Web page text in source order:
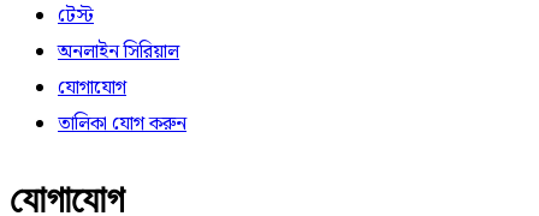
টেস্ট
অনলাইন সিরিয়াল
যোগাযোগ
তালিকা যোগ করুন
যোগাযোগ